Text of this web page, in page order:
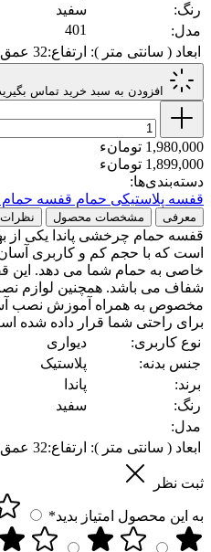
رنگ:
سفید
مدل:
401
ابعاد ( سانتی متر ): ارتفاع:32 عمق:24 عرض:21
افزودن به سبد خرید تماس
1,980,000 تومانء
1,899,000 تومانء
دسته‌بندی‌ها:
قفسه پلاستیکی حمام قفسه حمام
معرفی مشخصات محصول نظرات
قفسه حمام چرخشی پاندا یکی از
است که با حجم کم و کاربری
خاصی به حمام شما می دهد. این
شفاف می باشد. همچنین لوازم
مخصوص به همراه آموزش نصب
برای راحتی شما قرار داده شده
نوع کاربری:
دیواری
جنس بدنه:
پلاستیک
برند:
پاندا
رنگ:
سفید
مدل:
ابعاد ( سانتی متر ): ارتفاع:32 عمق:24 عرض:21
ثبت نظر
به این محصول امتیاز بدید*